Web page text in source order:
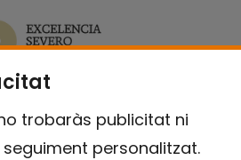
trobaràs publicitat ni
personalitzat.